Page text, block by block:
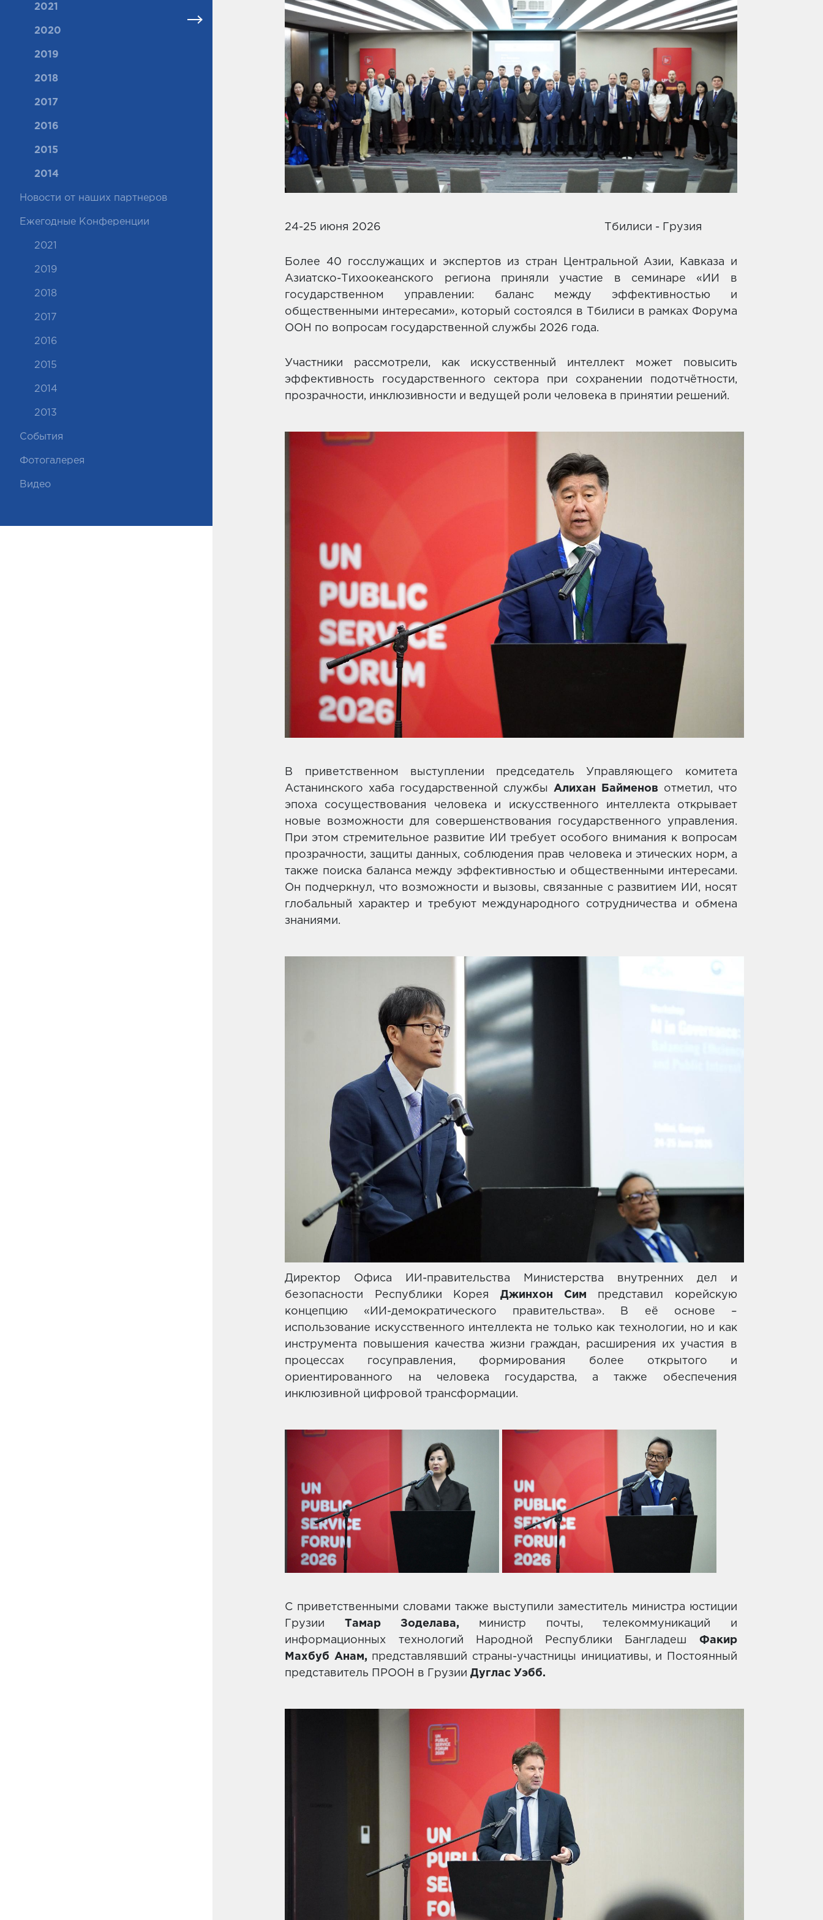
2021
2020
2019
2018
2017
2016
2015
2014
Новости от наших партнеров
Ежегодные Конференции
2021
2019
2018
2017
2016
2015
2014
2013
События
Фотогалерея
Видео
24-25 июня 2026 Тбилиси - Грузия
Более 40 госслужащих и экспертов из стран Центральной Азии, Кавказа и
Азиатско-Тихоокеанского региона приняли участие в семинаре «ИИ в
государственном управлении: баланс между эффективностью и
общественными интересами», который состоялся в Тбилиси в рамках Форума
ООН по вопросам государственной службы 2026 года.
Участники рассмотрели, как искусственный интеллект может повысить
эффективность государственного сектора при сохранении подотчётности,
прозрачности, инклюзивности и ведущей роли человека в принятии решений.
В приветственном выступлении председатель Управляющего комитета
Астанинского хаба государственной службы Алихан Байменов отметил, что
эпоха сосуществования человека и искусственного интеллекта открывает
новые возможности для совершенствования государственного управления.
При этом стремительное развитие ИИ требует особого внимания к вопросам
прозрачности, защиты данных, соблюдения прав человека и этических норм, а
также поиска баланса между эффективностью и общественными интересами.
Он подчеркнул, что возможности и вызовы, связанные с развитием ИИ, носят
глобальный характер и требуют международного сотрудничества и обмена
знаниями.
Директор Офиса ИИ-правительства Министерства внутренних дел и
безопасности Республики Корея Джинхон Сим представил корейскую
концепцию «ИИ-демократического правительства». В её основе –
использование искусственного интеллекта не только как технологии, но и как
инструмента повышения качества жизни граждан, расширения их участия в
процессах госуправления, формирования более открытого и
ориентированного на человека государства, а также обеспечения
инклюзивной цифровой трансформации.
С приветственными словами также выступили заместитель министра юстиции
Грузии Тамар Зоделава, министр почты, телекоммуникаций и
информационных технологий Народной Республики Бангладеш Факир
Махбуб Анам, представлявший страны-участницы инициативы, и Постоянный
представитель ПРООН в ГрузииДуглас Уэбб.